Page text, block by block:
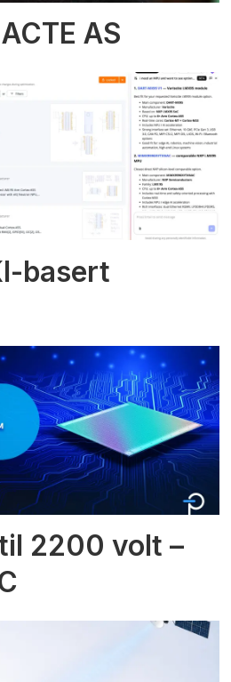
AS
basert
2200 volt –